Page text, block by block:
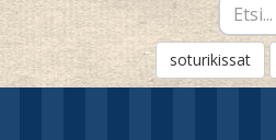
soturikissat